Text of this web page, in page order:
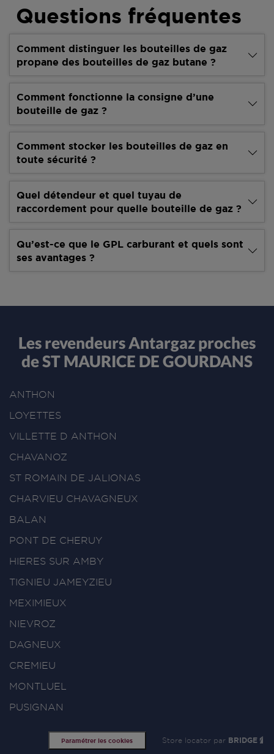
Questions fréquentes
Comment distinguer les bouteilles de gaz
propane des bouteilles de gaz butane ?
Comment fonctionne la consigne d’une
bouteille de gaz ?
Comment stocker les bouteilles de gaz en
toute sécurité ?
Quel détendeur et quel tuyau de
raccordement pour quelle bouteille de gaz ?
Qu’est-ce que le GPL carburant et quels sont
ses avantages ?
Les revendeurs Antargaz proches
de ST MAURICE DE GOURDANS
ANTHON
LOYETTES
VILLETTE D ANTHON
CHAVANOZ
ST ROMAIN DE JALIONAS
CHARVIEU CHAVAGNEUX
BALAN
PONT DE CHERUY
HIERES SUR AMBY
TIGNIEU JAMEYZIEU
MEXIMIEUX
NIEVROZ
DAGNEUX
CREMIEU
MONTLUEL
PUSIGNAN
Paramétrer les cookies Store locator par BRIDGE